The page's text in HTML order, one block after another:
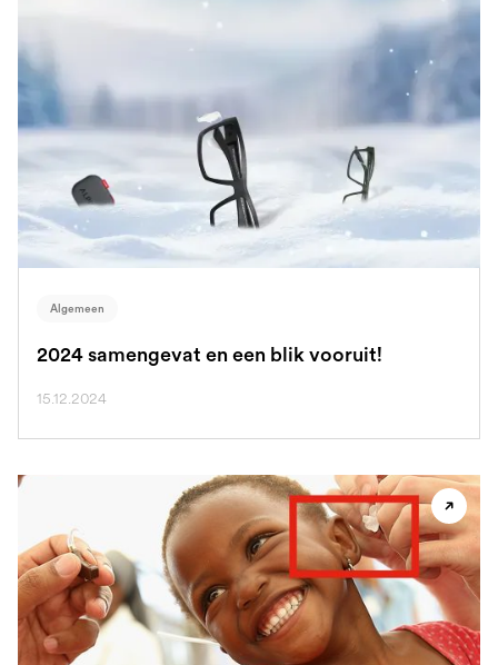
Algemeen
2024 samengevat en een blik vooruit!
15.12.2024